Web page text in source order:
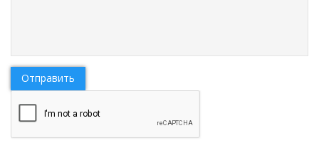
Отправить